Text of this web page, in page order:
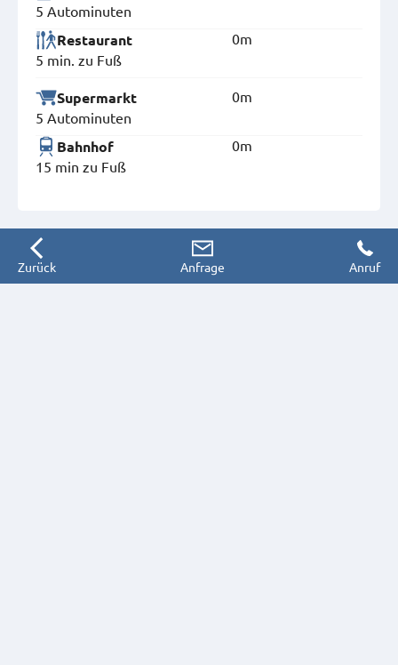
5 Autominuten
Restaurant
5 min. zu Fuß
0m
Supermarkt
5 Autominuten
0m
Bahnhof
15 min zu Fuß
0m
Zurück Anfrage Anruf